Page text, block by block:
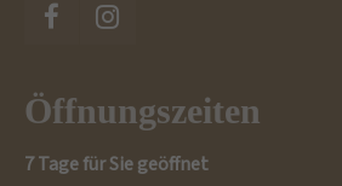
Öffnungszeiten
7 Tage für Sie geöffnet